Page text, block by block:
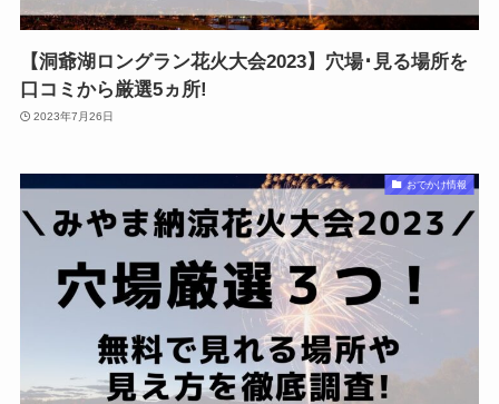
【洞爺湖ロングラン花火大会2023】穴場･見る場所を
口コミから厳選5ヵ所!
2023年7月26日
おでかけ情報